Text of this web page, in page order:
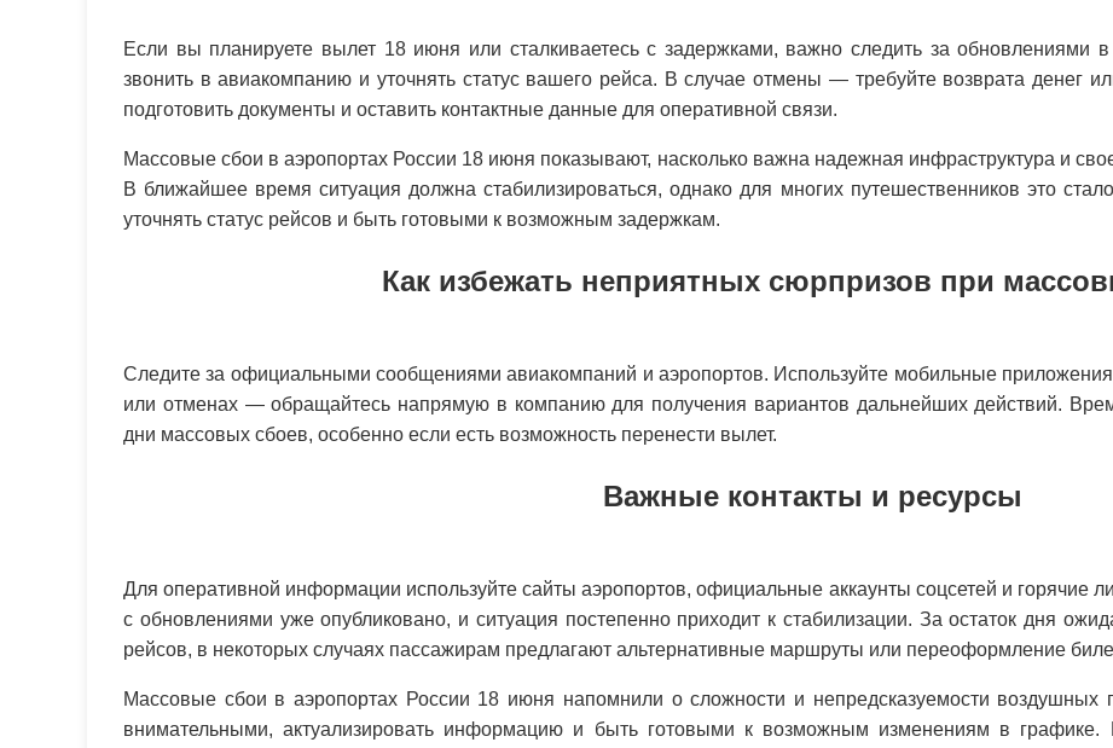
Если вы планируете вылет 18 июня или сталкиваетесь с задержками, важно следить за обновлениями
звонить в авиакомпанию и уточнять статус вашего рейса. В случае отмены — требуйте возврата денег
подготовить документы и оставить контактные данные для оперативной связи.
Массовые сбои в аэропортах России 18 июня показывают, насколько важна надежная инфраструктура и
В ближайшее время ситуация должна стабилизироваться, однако для многих путешественников это
уточнять статус рейсов и быть готовыми к возможным задержкам.
Как избежать неприятных сюрпризов при
Следите за официальными сообщениями авиакомпаний и аэропортов. Используйте мобильные
или отменах — обращайтесь напрямую в компанию для получения вариантов дальнейших действий.
дни массовых сбоев, особенно если есть возможность перенести вылет.
Важные контакты и ресурсы
Для оперативной информации используйте сайты аэропортов, официальные аккаунты соцсетей и горячие
с обновлениями уже опубликовано, и ситуация постепенно приходит к стабилизации. За остаток дня
рейсов, в некоторых случаях пассажирам предлагают альтернативные маршруты или переоформление
Массовые сбои в аэропортах России 18 июня напомнили о сложности и непредсказуемости воздушных
внимательными, актуализировать информацию и быть готовыми к возможным изменениям в графике.